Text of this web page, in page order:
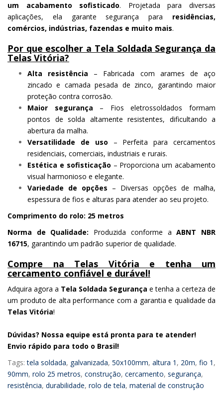
um acabamento sofisticado. Projetada para diversas
aplicações, ela garante segurança para residências,
comércios, indústrias, fazendas e muito mais.
Por que escolher a Tela Soldada Segurança da
Telas Vitória?
Alta resistência – Fabricada com arames de aço
zincado e camada pesada de zinco, garantindo maior
proteção contra corrosão.
Maior segurança – Fios eletrossoldados formam
pontos de solda altamente resistentes, dificultando a
abertura da malha.
Versatilidade de uso – Perfeita para cercamentos
residenciais, comerciais, industriais e rurais.
Estética e sofisticação – Proporciona um acabamento
visual harmonioso e elegante.
Variedade de opções – Diversas opções de malha,
espessura de fios e alturas para atender ao seu projeto.
Comprimento do rolo: 25 metros
Norma de Qualidade: Produzida conforme aABNT NBR
16715, garantindo um padrão superior de qualidade.
Compre na Telas Vitória e tenha um
cercamento confiável e durável!
Adquira agora a Tela Soldada Segurança e tenha a certeza de
um produto de alta performance com a garantia e qualidade da
Telas Vitória!
Dúvidas? Nossa equipe está pronta para te atender!
Envio rápido para todo o Brasil!
Tags:tela soldada, galvanizada, 50x100mm, altura 1 , 20m, fio 1 ,
90mm, rolo 25 metros, construção, cercamento, segurança,
resistência, durabilidade, rolo de tela, material de construção